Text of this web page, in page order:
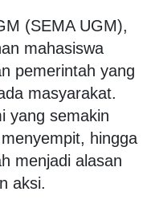
(SEMA UGM),
mahasiswa
pemerintah yang
masyarakat.
yang semakin
hingga
menjadi alasan
aksi.